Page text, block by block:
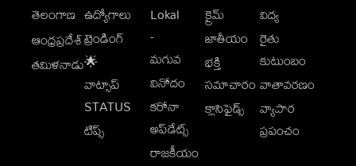
తెలంగాణ
ఆంధ్రప్రదేశ్
తమిళనాడు
ఉద్యోగాలు
ట్రెండింగ్
🌟
వాట్సాప్
STATUS
టిప్స్
Lokal
-
మగువ
వినోదం
కరోనా
అప్‌డేట్స్
రాజకీయం
క్రైమ్
జాతీయం
భక్తి
సమాచారం
క్లాసిఫైడ్స్
విద్య
రైతు
కుటుంబం
వాతావరణం
వ్యాపార
ప్రపంచం